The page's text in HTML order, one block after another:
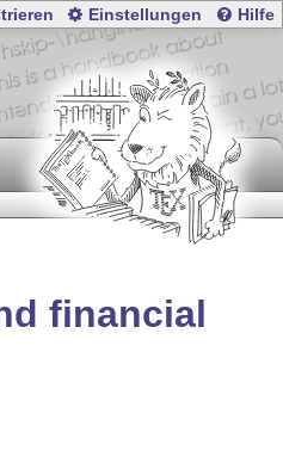
Einstellungen Hilfe
financial